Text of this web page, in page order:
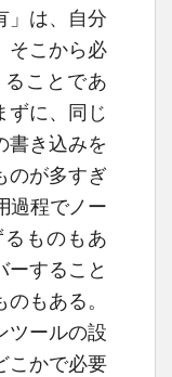
」は、自分
そこから必
ことであ
ずに、同じ
書き込みを
のが多すぎ
程でノー
ものもあ
ーすること
もある。
ツールの設
こかで必要